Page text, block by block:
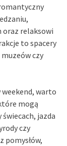
oraz relaksowi
to spacery
czy
warto
mogą
jazda
czy
pomysłów,